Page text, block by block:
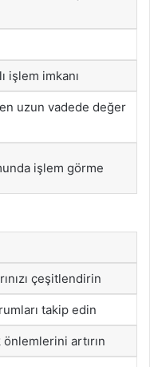
işlem imkanı
uzun vadede değer
işlem görme
çeşitlendirin
takip edin
artırın